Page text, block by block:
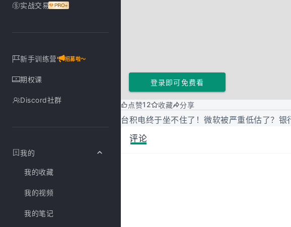
实战交易
新手训练营 招募啦～
期权课
Discord社群
我的
我的收藏
我的视频
我的笔记
登录即可免费看
点赞12 收藏 分享
台积电终于坐不住了！微软被严重低估了？银
评论